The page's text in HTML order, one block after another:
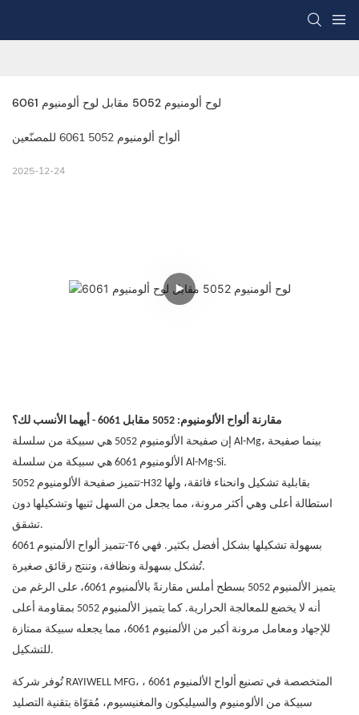
لوح ألومنيوم 5052 مقابل لوح ألومنيوم 6061
ألواح ألومنيوم 5052 6061 للمصنّعين
2025-12-24
مقارنة ألواح الألومنيوم: 5052 مقابل 6061 - أيهما الأنسب لك؟
إن صفيحة الألومنيوم 5052 هي سبيكة من سلسلة Al-Mg، بينما صفيحة
الألومنيوم 6061 هي سبيكة من سلسلة Al-Mg-Si.
تتميز صفيحة الألومنيوم 5052-H32 بقابلية تشكيل وانحناء فائقة، ولها
استطالة أعلى وهي أكثر مرونة، مما يجعل من السهل ثنيها وتشكيلها دون
تشقق.
تتميز ألواح الألمنيوم 6061-T6 بسهولة تشكيلها بشكل أفضل بكثير. فهي
تُشكل بسهولة ونظافة، وتنتج رقائق صغيرة.
يتميز الألمنيوم 5052 بسطح أملس مقارنةً بالألمنيوم 6061، على الرغم من
أنه لا يخضع للمعالجة الحرارية. كما يتميز الألمنيوم 5052 بمقاومة أعلى
للإجهاد ومعامل مرونة أكبر من الألمنيوم 6061، مما يجعله سبيكة ممتازة
للتشكيل.
RAYIWELL MFG، المتخصصة في تصنيع ألواح الألمنيوم 6061
،
سبيكة من الألومنيوم والسيليكون والمغنيسيوم، مُقوّاة بتقنية التصليد